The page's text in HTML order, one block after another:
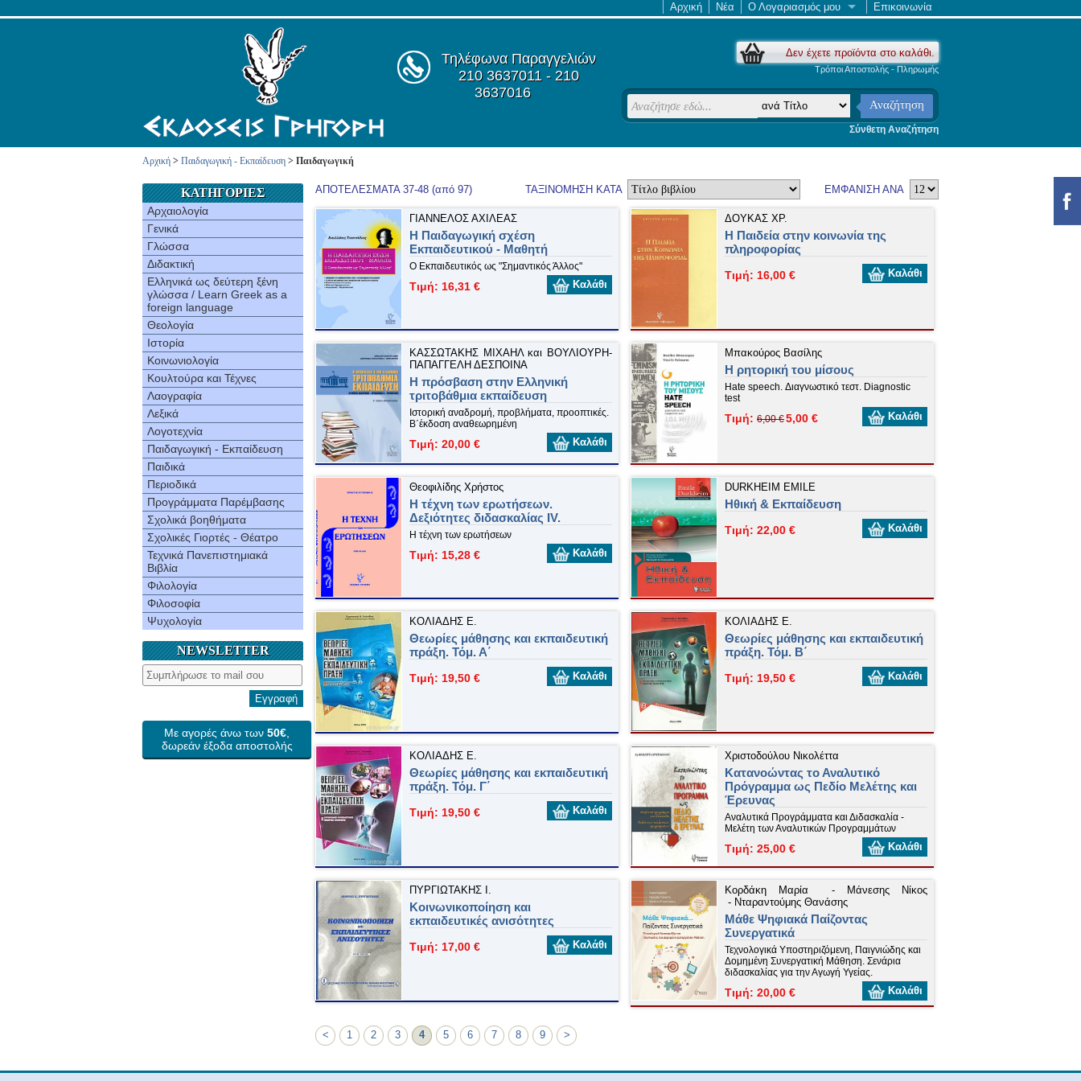
Αρχική Νέα Ο Λογαριασμός μου Επικοινωνία
Τηλέφωνα Παραγγελιών
210 3637011 - 210
3637016
Δεν έχετε προϊόντα στο καλάθι.
Τρόποι Αποστολής - Πληρωμής
Αναζήτηση
Σύνθετη Αναζήτηση
Αρχική > Παιδαγωγική - Εκπαίδευση > Παιδαγωγική
ΚΑΤΗΓΟΡΙΕΣ
Αρχαιολογία
Γενικά
Γλώσσα
Διδακτική
Ελληνικά ως δεύτερη ξένη
γλώσσα / Learn Greek as a
foreign language
Θεολογία
Ιστορία
Κοινωνιολογία
Κουλτούρα και Τέχνες
Λαογραφία
Λεξικά
Λογοτεχνία
Παιδαγωγική - Εκπαίδευση
Παιδικά
Περιοδικά
Προγράμματα Παρέμβασης
Σχολικά βοηθήματα
Σχολικές Γιορτές - Θέατρο
Τεχνικά Πανεπιστημιακά
Βιβλία
Φιλολογία
Φιλοσοφία
Ψυχολογία
NEWSLETTER
Εγγραφή
Με αγορές άνω των 50€
δωρεάν έξοδα αποστολής
ΑΠΟΤΕΛΕΣΜΑΤΑ 37-48 (από 97) ΕΜΦΑΝΙΣΗ ΑΝΑ
ΤΑΞΙΝΟΜΗΣΗ ΚΑΤΑ
ΓΙΑΝΝΕΛΟΣ ΑΧΙΛΕΑΣ
Η Παιδαγωγική σχέση
Εκπαιδευτικού - Μαθητή
Ο Εκπαιδευτικός ως "Σημαντικός Άλλος"
Τιμή: 16,31 € Καλάθι
ΔΟΥΚΑΣ XP.
Η Παιδεία στην κοινωνία της
πληροφορίας
Τιμή: 16,00 € Καλάθι
ΚΑΣΣΩΤΑΚΗΣ ΜΙΧΑΗΛ και ΒΟΥΛΙΟΥΡΗ-
ΠΑΠΑΓΓΕΛΗ ΔΕΣΠΟΙΝΑ
Η πρόσβαση στην Ελληνική
τριτοβάθμια εκπαίδευση
Ιστορική αναδρομή, προβλήματα, προοπτικές.
Β΄έκδοση αναθεωρημένη
Τιμή: 20,00 € Καλάθι
Μπακούρος Βασίλης
Η ρητορική του μίσους
Hate speech. Διαγνωστικό τεστ. Diagnostic
test
Τιμή: 6,00 €5,00 € Καλάθι
Θεοφιλίδης Χρήστος
Η τέχνη των ερωτήσεων.
Δεξιότητες διδασκαλίας IV.
Η τέχνη των ερωτήσεων
Τιμή: 15,28 € Καλάθι
DURKHEIM EMILE
Ηθική & Εκπαίδευση
Τιμή: 22,00 € Καλάθι
ΚΟΛΙΑΔΗΣ Ε.
Θεωρίες μάθησης και εκπαιδευτική
πράξη. Τόμ. Α΄
Τιμή: 19,50 € Καλάθι
ΚΟΛΙΑΔΗΣ Ε.
Θεωρίες μάθησης και εκπαιδευτική
πράξη. Τόμ. Β΄
Τιμή: 19,50 € Καλάθι
ΚΟΛΙΑΔΗΣ Ε.
Θεωρίες μάθησης και εκπαιδευτική
πράξη. Τόμ. Γ΄
Τιμή: 19,50 € Καλάθι
Χριστοδούλου Νικολέττα
Κατανοώντας το Αναλυτικό
Πρόγραμμα ως Πεδίο Μελέτης και
Έρευνας
Αναλυτικά Προγράμματα και Διδασκαλία -
Μελέτη των Αναλυτικών Προγραμμάτων
Τιμή: 25,00 € Καλάθι
ΠΥΡΓIΩTAKHΣ I.
Κοινωνικοποίηση και
εκπαιδευτικές ανισότητες
Τιμή: 17,00 € Καλάθι
Κορδάκη Μαρία -
Μάνεσης Νίκος
- Νταραντούμης Θανάσης
Μάθε Ψηφιακά Παίζοντας
Συνεργατικά
Τεχνολογικά Υποστηριζόμενη, Παιγνιώδης και
Δομημένη Συνεργατική Μάθηση. Σενάρια
διδασκαλίας για την Αγωγή Υγείας.
Τιμή: 20,00 € Καλάθι
< 1 2 3 4 5 6 7 8 9 >